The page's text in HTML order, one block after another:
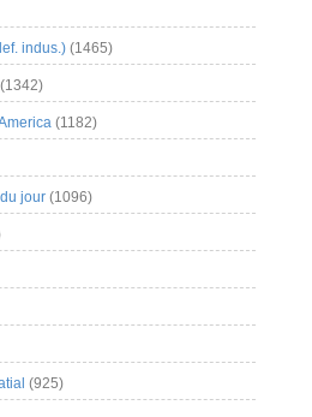
indus.) (1465)
(1342)
(1182)
jour (1096)
(925)